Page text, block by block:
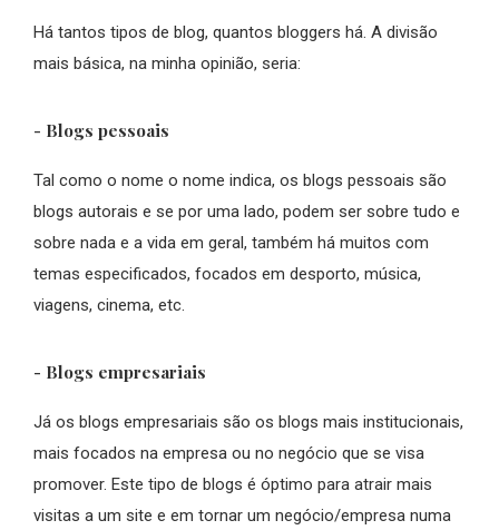
Há tantos tipos de blog, quantos bloggers há. A divisão
mais básica, na minha opinião, seria:
- Blogs pessoais
Tal como o nome o nome indica, os blogs pessoais são
blogs autorais e se por uma lado, podem ser sobre tudo e
sobre nada e a vida em geral, também há muitos com
temas especificados, focados em desporto, música,
viagens, cinema, etc.
- Blogs empresariais
Já os blogs empresariais são os blogs mais institucionais,
mais focados na empresa ou no negócio que se visa
promover. Este tipo de blogs é óptimo para atrair mais
visitas a um site e em tornar um negócio/empresa numa